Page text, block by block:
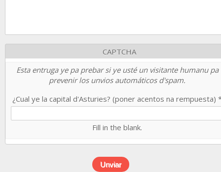
CAPTCHA
Esta entruga ye pa prebar si ye usté un visitante humanu pa
prevenir los unvios automáticos d'spam.
¿Cual ye la capital d'Asturies? (poner acentos na rempuesta)
Fill in the blank.